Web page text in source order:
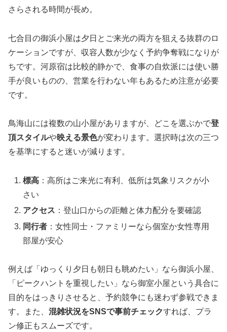
さらされる時間が長め。
七合目の御浜小屋は夕日とご来光の両方を狙える抜群のロ
ケーションですが、収容人数が少なく予約争奪戦になりが
ちです。河原宿は比較的静かで、食事の自炊派には使い勝
手が良いものの、営業を行わない年もあるため注意が必要
です。
鳥海山には複数の山小屋がありますが、どこを選ぶかで登
頂スタイルや映える景色が変わります。選択時は次の三つ
を基準にすると迷いが減ります。
標高 ：高所はご来光に有利、低所は気象リスクが小
さい
アクセス ：登山口からの距離と体力配分を要確認
同行者 ：女性同士・ファミリーなら個室か女性専用
部屋が安心
例えば「ゆっくり夕日も朝日も眺めたい」なら御浜小屋、
「ピークハントを重視したい」なら御室小屋という具合に
目的をはっきりさせると、予約競争にも迷わず参戦できま
す。また、 混雑状況をSNSで事前チェックすれば、プラ
ン修正もスムーズです。